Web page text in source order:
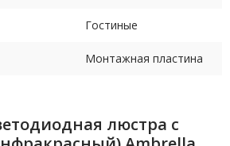
Гостиные
Монтажная пластина
люстра с